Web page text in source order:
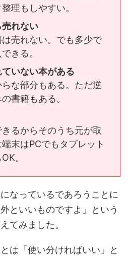
理もしやすい。
れない
売れない。でも多少で
きる。
いない本がある
な部分もある。ただ逆
書籍もある。
るからそのうち元が取
末はPCでもタブレット
。
なっているであろうことに
といいものですよ」という
てみました。
は「 使い分ければいい 」と